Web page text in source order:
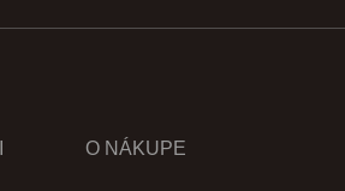
O NÁKUPE